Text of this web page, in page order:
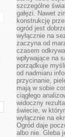
szczególne
gałęzi. Nawet
konstrukcję
ogród jest
wyłącznie na
zaczyna od
czasem
wpływające na
porządkuje
od nadmiaru
przycinanie,
mają w sobie
ciągłego
widoczny
świecie, w
wyłącznie na
Ogród daje
albo nie. Gleba